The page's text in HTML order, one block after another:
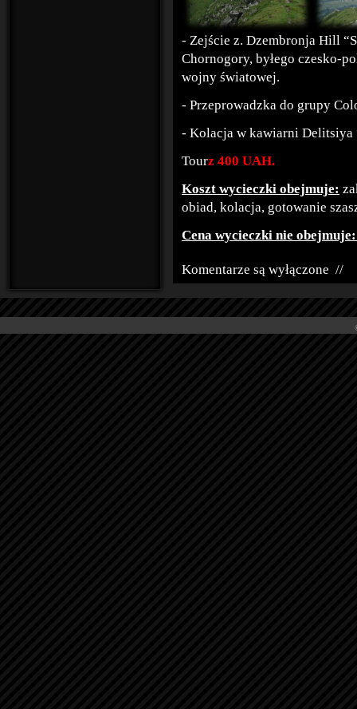
- Zejście z. Dzembronja Hill
Chornogory, byłego czesko-
wojny światowej.
- Przeprowadzka do grupy
- Kolacja w kawiarni Delitsiya
Tourz 400 UAH.
Koszt wycieczki obejmuje:
obiad, kolacja, gotowanie
Cena wycieczki nie
Komentarze są wyłączone //